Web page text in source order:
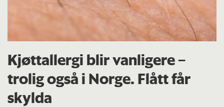
Kjøttallergi blir vanligere –
trolig også i Norge. Flått får
skylda